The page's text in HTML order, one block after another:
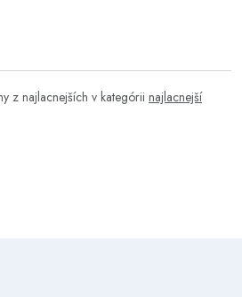
z najlacnejších v kategórii najlacnejší